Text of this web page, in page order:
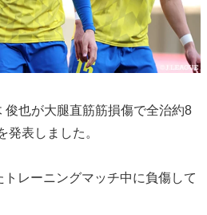
也が大腿直筋筋損傷で全治約8
発表しました。
レーニングマッチ中に負傷して